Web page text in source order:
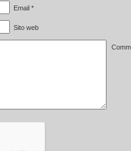
Email *
Sito web